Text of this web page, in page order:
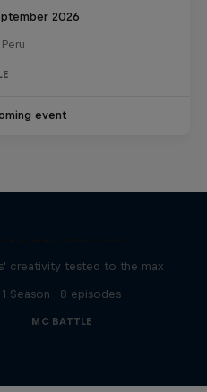
2026
event
creativity tested to the max
1 Season · 8 episodes
MC BATTLE